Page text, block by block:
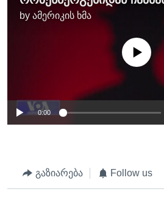
by ამერიკის ხმა
No media source
0:00
გაზიარება Follow us